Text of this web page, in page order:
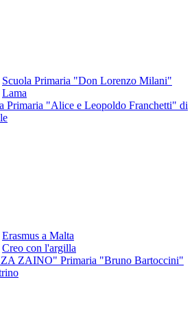
Scuola Primaria "Don Lorenzo Milani"
Lama
Primaria "Alice e Leopoldo Franchetti" di
Erasmus a Malta
Creo con l'argilla
ZAINO" Primaria "Bruno Bartoccini"